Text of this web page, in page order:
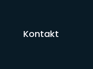
Kontakt